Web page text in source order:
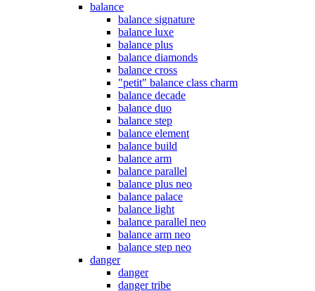
balance
balance signature
balance luxe
balance plus
balance diamonds
balance cross
"petit" balance class charm
balance decade
balance duo
balance step
balance element
balance build
balance arm
balance parallel
balance plus neo
balance palace
balance light
balance parallel neo
balance arm neo
balance step neo
danger
danger
danger tribe